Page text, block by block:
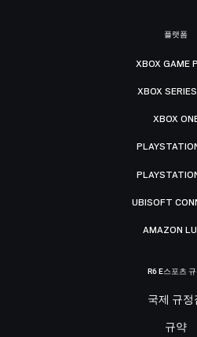
플랫폼
XBOX GAME
XBOX
XBOX
UBISOFT
AMAZON
R6 E스포츠 규
국제 규정
규약